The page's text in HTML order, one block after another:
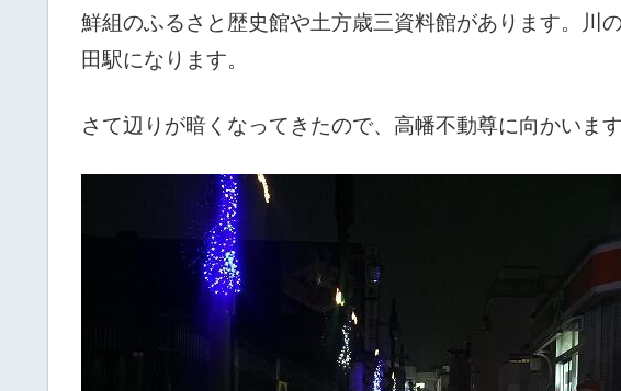
鮮組のふるさと歴史館や土方歳三資料館があります。川
田駅になります。
さて辺りが暗くなってきたので、高幡不動尊に向かいま